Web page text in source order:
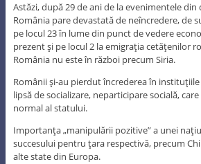
Astăzi, după 29 de ani de la evenimentele din
România pare devastată de neîncredere, de
pe locul 23 în lume din punct de vedere
prezent şi pe locul 2 la emigraţia cetăţenilor
România nu este în război precum Siria.
Românii şi-au pierdut încrederea în
lipsă de socializare, neparticipare socială,
normal al statului.
Importanţa „manipulării pozitive” a unei
succesului pentru ţara respectivă, precum
alte state din Europa.